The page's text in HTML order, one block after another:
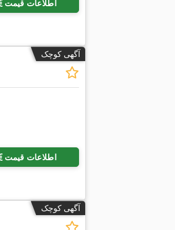
اطلاعات قیمت
آگهی کوچک
اطلاعات قیمت
آگهی کوچک